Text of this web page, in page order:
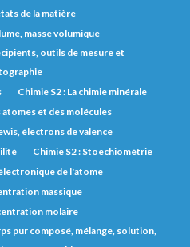
de la matière
masse volumique
outils de mesure et
Chimie S2 : La chimie minérale
atomes et des molécules
électrons de valence
Chimie S2 : Stoechiométrie
de l'atome
massique
molaire
pur composé, mélange, solution,